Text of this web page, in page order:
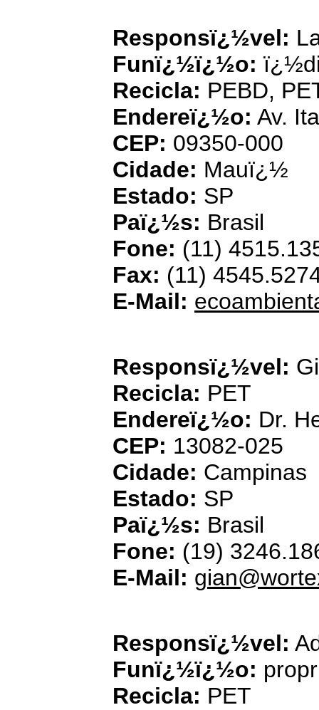
Responsï¿½vel:
Funï¿½ï¿½o:
Recicla: PEBD,
Endereï¿½o: Av.
CEP: 09350-000
Cidade: Mauï¿½
Estado: SP
Paï¿½s: Brasil
Fone: (11)
Fax: (11)
E-Mail:
Responsï¿½vel:
Recicla: PET
Endereï¿½o: Dr.
CEP: 13082-025
Cidade: Campinas
Estado: SP
Paï¿½s: Brasil
Fone: (19)
E-Mail:
Responsï¿½vel:
Funï¿½ï¿½o:
Recicla: PET